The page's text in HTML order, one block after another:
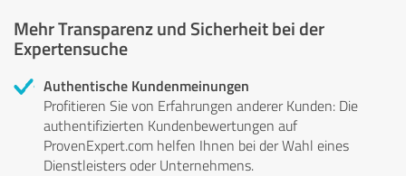
Mehr Transparenz und Sicherheit bei der
Expertensuche
Authentische Kundenmeinungen
Profitieren Sie von Erfahrungen anderer Kunden: Die
authentifizierten Kundenbewertungen auf
ProvenExpert.com helfen Ihnen bei der Wahl eines
Dienstleisters oder Unternehmens.